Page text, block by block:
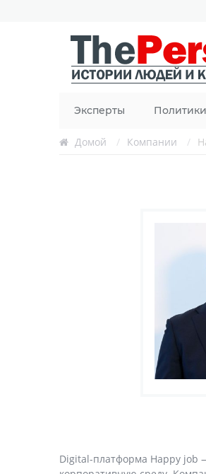
Эксперты Политики
Домой / Компании /
Digital-платформа Happy job